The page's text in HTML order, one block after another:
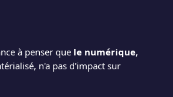
à penser que le numérique,
n'a pas d'impact sur